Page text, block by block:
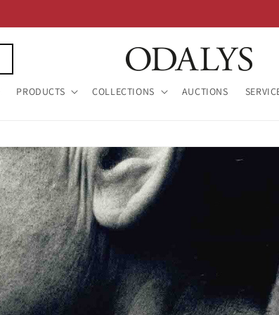
PRODUCTS COLLECTIONS AUCTIONS